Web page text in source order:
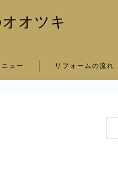
オツキ
ュー リフォームの流れ